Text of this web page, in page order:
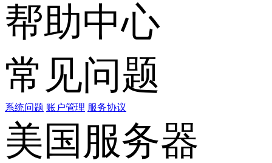
帮助中心
常见问题
系统问题 账户管理 服务协议
美国服务器